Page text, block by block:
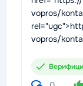
vopros/
vopros/